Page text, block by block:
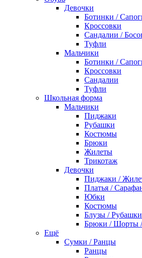
Девочки
Ботинки /
Кроссовки
Сандалии /
Туфли
Мальчики
Ботинки /
Кроссовки
Сандалии
Туфли
Школьная форма
Мальчики
Пиджаки
Рубашки
Костюмы
Брюки
Жилеты
Трикотаж
Девочки
Пиджаки /
Платья /
Юбки
Костюмы
Блузы / Рубашки
Брюки / Шорты
Ещё
Сумки / Ранцы
Ранцы